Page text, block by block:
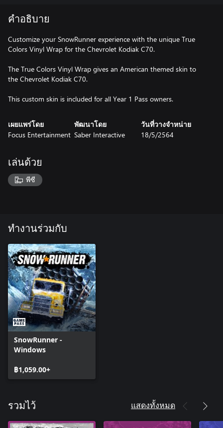
คำอธิบาย
Customize your SnowRunner experience with the unique True
Colors Vinyl Wrap for the Chevrolet Kodiak C70.
The True Colors Vinyl Wrap gives an American themed skin to
the Chevrolet Kodiak C70.
This custom skin is included for all Year 1 Pass owners.
เผยแพร่โดย
Focus Entertainment
พัฒนาโดย
Saber Interactive
วันที่วางจำหน่าย
18/5/2564
เล่นด้วย
พีซี
ทำงานร่วมกับ
SnowRunner -
Windows
฿1,059.00+
รวมไว้ แสดงทั้งหมด